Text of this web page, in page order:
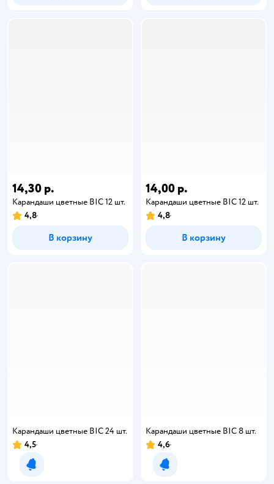
14,30 р.
Карандаши цветные BIC 12 шт.
4,8
В корзину
14,00 р.
Карандаши цветные BIC 12 шт.
4,8
В корзину
Карандаши цветные BIC 24 шт.
4,5
Уведомить о появлении
Карандаши цветные BIC 8 шт.
4,6
Уведомить о появлении